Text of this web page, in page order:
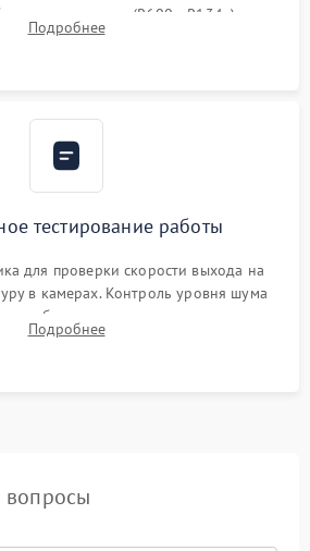
хладагента (R600a, R134a) по
рабочего давления в системе.
Подробнее
тестирование работы
для проверки скорости выхода на
в камерах. Контроль уровня шума
обмерзания стенок и корректного
автоматической оттайки.
Подробнее
вопросы